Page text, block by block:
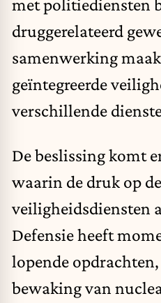
met politiediensten
druggerelateerd
samenwerking
geïntegreerde
verschillende
De beslissing komt
waarin de druk op de
veiligheidsdiensten
Defensie heeft
lopende
bewaking van